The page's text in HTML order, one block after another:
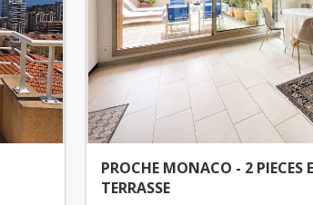
PROCHE MONACO - 2 PIECES
TERRASSE